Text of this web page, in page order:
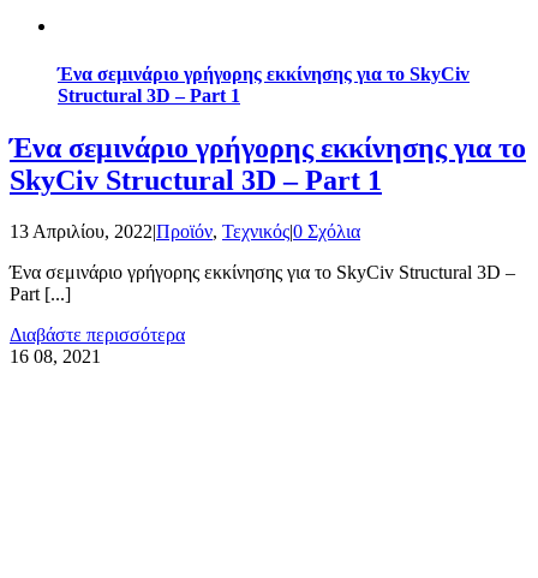
Ένα σεμινάριο γρήγορης εκκίνησης για το SkyCiv
Structural 3D – Part 1
Ένα σεμινάριο γρήγορης εκκίνησης για το
SkyCiv Structural 3D – Part 1
13 Απριλίου, 2022|Προϊόν, Τεχνικός|0 Σχόλια
Ένα σεμινάριο γρήγορης εκκίνησης για το SkyCiv Structural 3D –
Part [...]
Διαβάστε περισσότερα
16 08, 2021